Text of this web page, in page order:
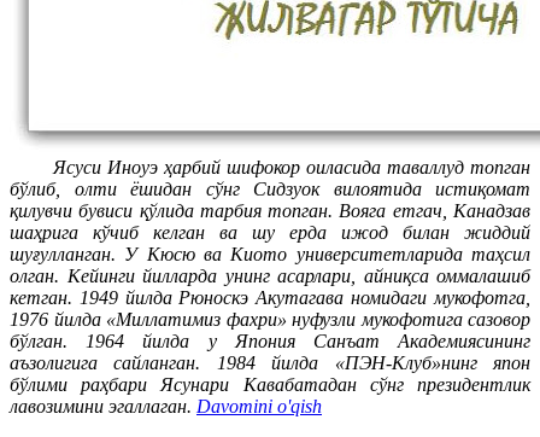
Ясуси Иноуэ ҳарбий шифокор оиласида таваллуд топган
бўлиб, олти ёшидан сўнг Сидзуок вилоятида истиқомат
қилувчи бувиси қўлида тарбия топган. Вояга етгач, Канадзав
шаҳрига кўчиб келган ва шу ерда ижод билан жиддий
шуғулланган. У Кюсю ва Киото университетларида таҳсил
олган. Кейинги йилларда унинг асарлари, айниқса оммалашиб
кетган. 1949 йилда Рюноскэ Акутагава номидаги мукофотга,
1976 йилда «Миллатимиз фахри» нуфузли мукофотига сазовор
бўлган. 1964 йилда у Япония Санъат Академиясининг
аъзолигига сайланган. 1984 йилда «ПЭН-Клуб»нинг япон
бўлими раҳбари Ясунари Кавабатадан сўнг президентлик
лавозимини эгаллаган. Davomini o'qish